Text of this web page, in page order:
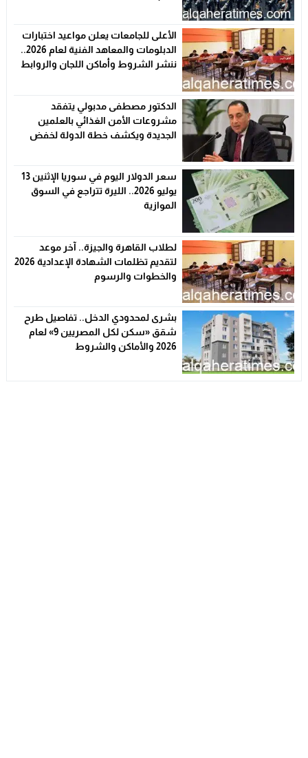
الأعلى للجامعات يعلن مواعيد اختبارات
الدبلومات والمعاهد الفنية لعام 2026..
ننشر الشروط وأماكن اللجان والروابط
الدكتور مصطفى مدبولي يتفقد
مشروعات الأمن الغذائي بالعلمين
الجديدة ويكشف خطة الدولة لخفض
سعر الدولار اليوم في سوريا الإثنين 13
يوليو 2026.. الليرة تتراجع في السوق
الموازية
لطلاب القاهرة والجيزة.. آخر موعد
لتقديم تظلمات الشهادة الإعدادية 2026
والخطوات والرسوم
بشرى لمحدودي الدخل.. تفاصيل طرح
شقق «سكن لكل المصريين 9» لعام
2026 والأماكن والشروط